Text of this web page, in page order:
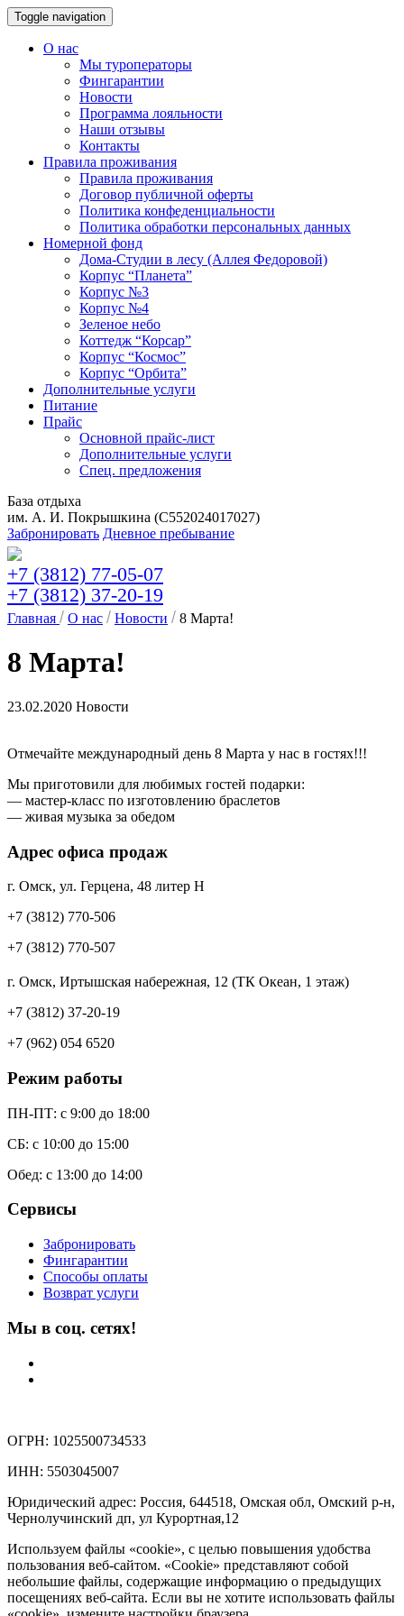
Toggle navigation
О нас
Мы туроператоры
Фингарантии
Новости
Программа лояльности
Наши отзывы
Контакты
Правила проживания
Правила проживания
Договор публичной оферты
Политика конфеденциальности
Политика обработки персональных данных
Номерной фонд
Дома-Студии в лесу (Аллея Федоровой)
Корпус “Планета”
Корпус №3
Корпус №4
Зеленое небо
Коттедж “Корсар”
Корпус “Космос”
Корпус “Орбита”
Дополнительные услуги
Питание
Прайс
Основной прайс-лист
Дополнительные услуги
Спец. предложения
База отдыха
им. А. И. Покрышкина (C552024017027)
Забронировать Дневное пребывание
+7 (3812) 77-05-07
+7 (3812) 37-20-19
Главная О нас Новости 8 Марта!
8 Марта!
23.02.2020 Новости
Отмечайте международный день 8 Марта у нас в гостях!!!
Мы приготовили для любимых гостей подарки:
— мастер-класс по изготовлению браслетов
— живая музыка за обедом
Адрес офиса продаж
г. Омск, ул. Герцена, 48 литер Н
+7 (3812) 770-506
+7 (3812) 770-507
г. Омск, Иртышская набережная, 12 (ТК Океан, 1 этаж)
+7 (3812) 37-20-19
+7 (962) 054 6520
Режим работы
ПН-ПТ: c 9:00 до 18:00
СБ: с 10:00 до 15:00
Обед: с 13:00 до 14:00
Сервисы
Забронировать
Фингарантии
Способы оплаты
Возврат услуги
Мы в соц. сетях!
ОГРН: 1025500734533
ИНН: 5503045007
Юридический адрес: Россия, 644518, Омская обл, Омский р-н,
Чернолучинский дп, ул Курортная,12
Используем файлы «cookie», с целью повышения удобства
пользования веб-сайтом. «Cookie» представляют собой
небольшие файлы, содержащие информацию о предыдущих
посещениях веб-сайта. Если вы не хотите использовать файлы